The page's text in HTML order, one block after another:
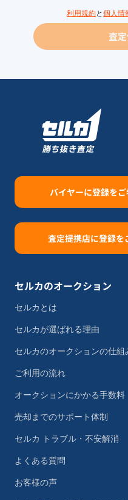
利用規約と 個人情
査
バイヤーに登録を
査定提携店に登録を
セルカのオークション
セルカとは
セルカが選ばれる理由
セルカのオークションの仕組
ご利用の流れ
オークションにかかる手数料
売却までのサポート体制
セルカ トラブル・不安解消
よくある質問
お客様の声